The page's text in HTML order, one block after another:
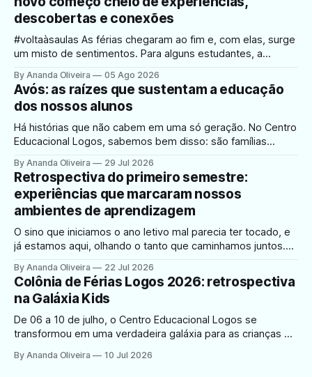
descobertas e conexões
#voltaàsaulas As férias chegaram ao fim e, com elas, surge
um misto de sentimentos. Para alguns estudantes, a
motivo de muita empolgação e alegria. Para outros, o
retorno às aulas pode despertar dúvidas, ansiedade ou
insegurança diante de um novo
By Ananda Oliveira 05 Ago 2026
Avós: as raízes que sustentam a educação
dos nossos alunos
Há histórias que não cabem em uma só geração. No Centro
Educacional Logos, sabemos bem disso: são famílias
portões, pais que hoje trazem os filhos para estudar no
mesmo lugar onde, há mais de 30 anos, também
aprenderam a ler, a somar e
By Ananda Oliveira 29 Jul 2026
Retrospectiva do primeiro semestre:
experiências que marcaram nossos
ambientes de aprendizagem
O sino que iniciamos o ano letivo mal parecia ter tocado, e
já estamos aqui, olhando o tanto que caminhamos juntos.
vida acontecendo dentro e fora da sala de aula. No Centro
Educacional Logos, educar está além de quadro e dos
livros:
By Ananda Oliveira 22 Jul 2026
Colônia de Férias Logos 2026: retrospectiva
na Galáxia Kids
De 06 a 10 de julho, o Centro Educacional Logos se
transformou em uma verdadeira galáxia para as crianças de
Kids, encerrou mais uma edição cheia de brincadeiras,
By Ananda Oliveira 10 Jul 2026